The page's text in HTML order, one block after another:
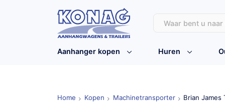
Aanhanger kopen Huren
Home Kopen Machinetransporter Brian James